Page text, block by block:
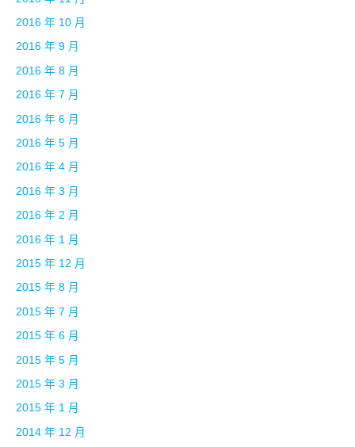
2016 年 10 月
2016 年 9 月
2016 年 8 月
2016 年 7 月
2016 年 6 月
2016 年 5 月
2016 年 4 月
2016 年 3 月
2016 年 2 月
2016 年 1 月
2015 年 12 月
2015 年 8 月
2015 年 7 月
2015 年 6 月
2015 年 5 月
2015 年 3 月
2015 年 1 月
2014 年 12 月